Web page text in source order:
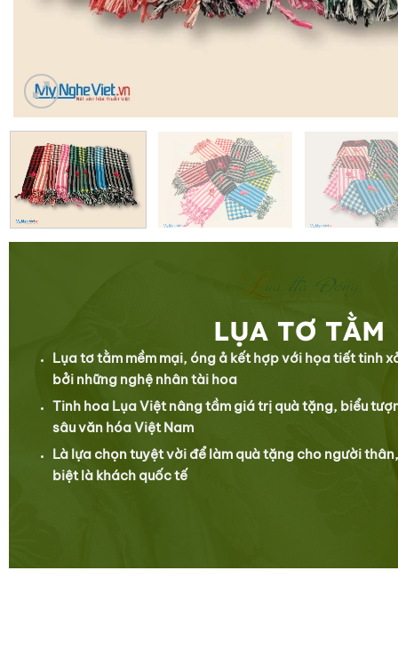
LỤA TƠ TẰM
Lụa tơ tằm mềm mại, óng ả kết hợp với họa tiết tinh
bởi những nghệ nhân tài hoa
Tinh hoa Lụa Việt nâng tầm giá trị quà tặng, biểu
sâu văn hóa Việt Nam
Là lựa chọn tuyệt vời để làm quà tặng cho người
biệt là khách quốc tế